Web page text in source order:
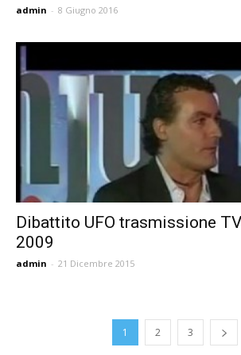
admin - 8 Giugno 2016
Dibattito UFO trasmissione
2009
admin - 21 Dicembre 2015
1 2 3